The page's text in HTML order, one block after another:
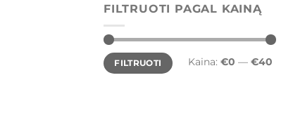
FILTRUOTI PAGAL KAINĄ
Min
kaina
Maks
kaina
FILTRUOTI Kaina: €0 — €40